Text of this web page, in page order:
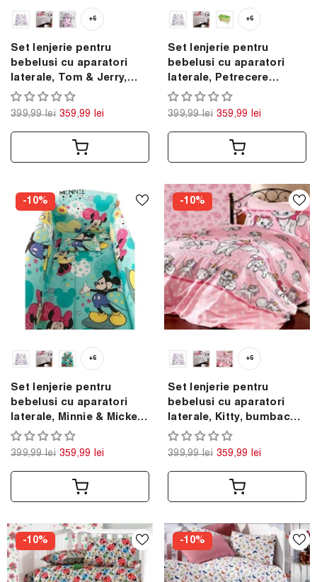
+6
Set lenjerie pentru
bebelusi cu aparatori
laterale, Tom & Jerry,
bumbac 100%
399,99 lei 359,99 lei
+6
Set lenjerie pentru
bebelusi cu aparatori
laterale, Petrecere
Mickey Mouse, bumbac
100%
399,99 lei 359,99 lei
-10%
+6
Set lenjerie pentru
bebelusi cu aparatori
laterale, Minnie & Mickey
Mouse, bumbac 100%
399,99 lei 359,99 lei
-10%
+6
Set lenjerie pentru
bebelusi cu aparatori
laterale, Kitty, bumbac
100%
399,99 lei 359,99 lei
-10% -10%